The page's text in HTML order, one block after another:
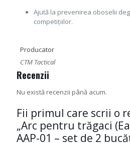
Ajută la prevenirea oboselii
competițiilor.
Producator
CTM Tactical
Recenzii
Nu există recenzii până acum.
Fii primul care scrii o
„Arc pentru trăgaci
AAP-01 – set de 2